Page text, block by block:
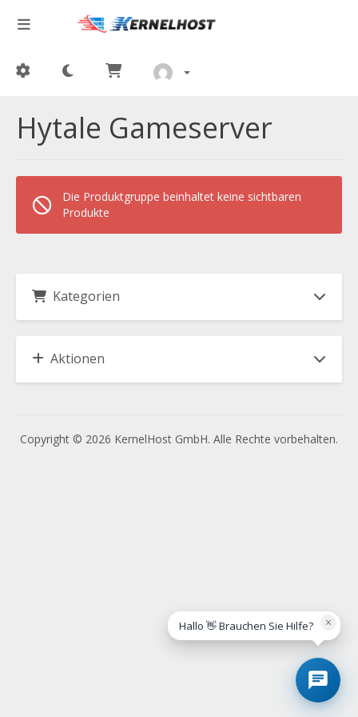
Hytale Gameserver
Die Produktgruppe beinhaltet keine sichtbaren
Produkte
Kategorien
Aktionen
Copyright © 2026 KernelHost GmbH. Alle Rechte vorbehalten.
×
Hallo 👋 Brauchen Sie Hilfe?